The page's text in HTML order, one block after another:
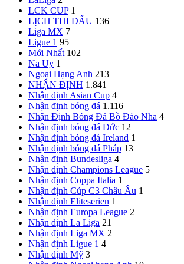
LCK CUP 1
LỊCH THI ĐẤU 136
Liga MX 7
Ligue 1 95
Mới Nhất 102
Na Uy 1
Ngoại Hạng Anh 213
NHẬN ĐỊNH 1.841
Nhận định Asian Cup 4
Nhận định bóng đá 1.116
Nhận Định Bóng Đá Bồ Đào Nha 4
Nhận định bóng đá Đức 12
Nhận định bóng đá Ireland 1
Nhận định bóng đá Pháp 13
Nhận định Bundesliga 4
Nhận định Champions League 5
Nhận định Coppa Italia 1
Nhận định Cúp C3 Châu Âu 1
Nhận định Eliteserien 1
Nhận định Europa League 2
Nhận định La Liga 21
Nhận định Liga MX 2
Nhận định Ligue 1 4
Nhận định Mỹ 3